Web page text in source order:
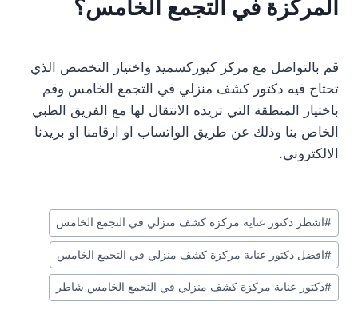
المركزة في التجمع الخامس؟
قم بالتواصل مع مركز كيوركسميد واختيار التخصص الذي
تحتاج فيه دكتور كشف منزلي في التجمع الخامس وقم
باختيار المنطقة التي تريده الانتقال لها مع الفريق الطبي
الخاص بنا وذلك عن طريق الواتساب او ارقامنا او بريدنا
الالكتروني.
وسوم
المقال:
#اشطر دكتور عناية مركزة كشف منزلي في التجمع الخامس
#افضل دكتور عناية مركزة كشف منزلي في التجمع الخامس
#دكتور عناية مركزة كشف منزلي في التجمع الخامس شاطر